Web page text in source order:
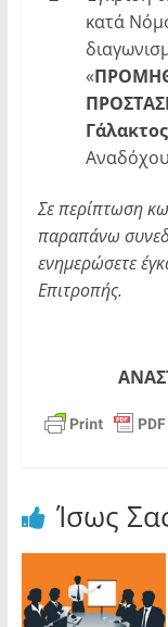
κατά
«
Γάλακτος
Αναδόχου
Σε περίπτωση
παραπάνω
ενημερώσετε
Επιτροπής.
Ίσως